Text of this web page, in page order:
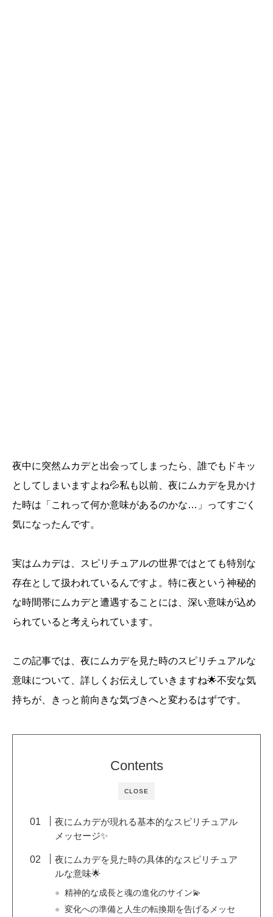
夜中に突然ムカデと出会ってしまったら、誰でもドキッ
としてしまいますよね💦私も以前、夜にムカデを見かけ
た時は「これって何か意味があるのかな…」ってすごく
気になったんです。
実はムカデは、スピリチュアルの世界ではとても特別な
存在として扱われているんですよ。特に夜という神秘的
な時間帯にムカデと遭遇することには、深い意味が込め
られていると考えられています。
この記事では、夜にムカデを見た時のスピリチュアルな
意味について、詳しくお伝えしていきますね🌟不安な気
持ちが、きっと前向きな気づきへと変わるはずです。
CLOSE
Contents
夜にムカデが現れる基本的なスピリチュアル
メッセージ✨
夜にムカデを見た時の具体的なスピリチュア
ルな意味🌟
精神的な成長と魂の進化のサイン💫
変化への準備と人生の転換期を告げるメッセ